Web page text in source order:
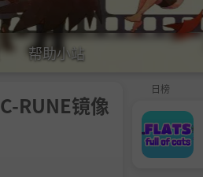
帮助小站
RUNE镜像
日榜